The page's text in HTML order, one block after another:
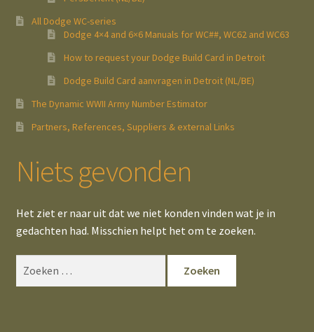
All Dodge WC-series
Dodge 4×4 and 6×6 Manuals for WC##, WC62 and WC63
How to request your Dodge Build Card in Detroit
Dodge Build Card aanvragen in Detroit (NL/BE)
The Dynamic WWII Army Number Estimator
Partners, References, Suppliers & external Links
Niets gevonden
Het ziet er naar uit dat we niet konden vinden wat je in
gedachten had. Misschien helpt het om te zoeken.